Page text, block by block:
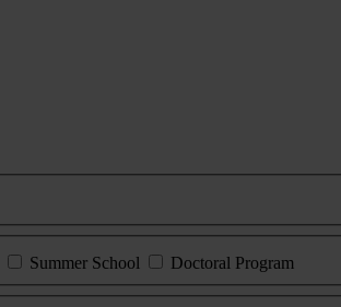
Summer School
Doctoral Program